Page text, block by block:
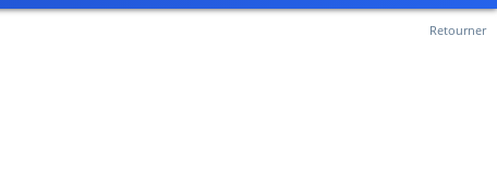
Retourner